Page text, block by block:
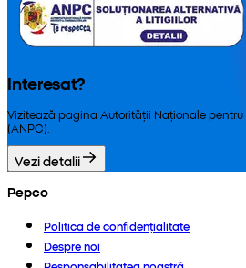
Interesat?
Vizitează pagina Autorității Naționale
(ANPC).
Vezi detalii
Pepco
Politica de confidențialitate
Despre noi